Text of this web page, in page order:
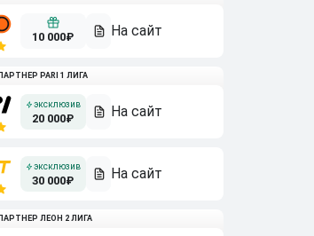
10 000₽
PARI 1 ЛИГА
20 000₽
30 000₽
ПАРТНЕР ЛЕОН 2 ЛИГА